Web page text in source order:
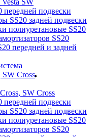
SW
передней подвески
SS20 задней подвески
полиуретановые SS20
SS20
передней и задней
Cross
SW Cross
передней подвески
SS20 задней подвески
полиуретановые SS20
SS20